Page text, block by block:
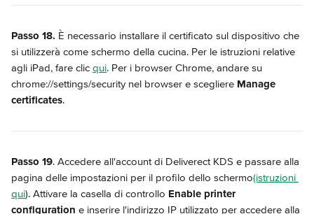
Passo 18. È necessario installare il certificato sul dispositivo che
si utilizzerà come schermo della cucina. Per le istruzioni relative
agli iPad, fare clic qui. Per i browser Chrome, andare su
chrome://settings/security nel browser e scegliere Manage
certificates.
Passo 19. Accedere all'account di Deliverect KDS e passare alla
pagina delle impostazioni per il profilo dello schermo(istruzioni
qui). Attivare la casella di controllo Enable printer
configuration e inserire l'indirizzo IP utilizzato per accedere alla